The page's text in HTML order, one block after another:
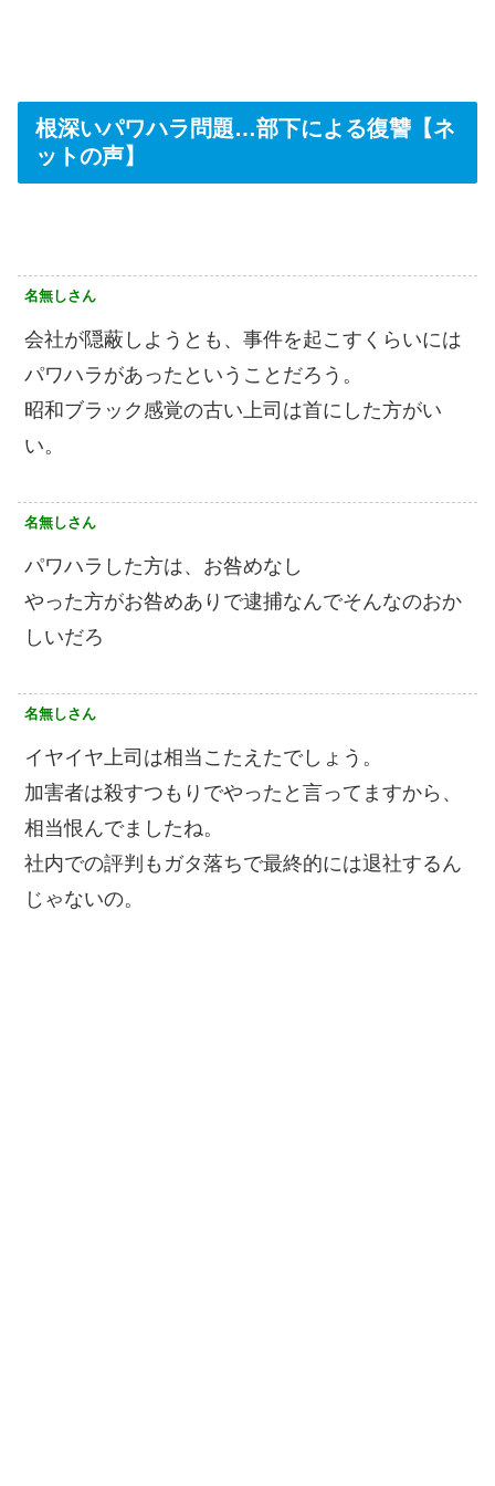
根深いパワハラ問題…部下による復讐【ネ
ットの声】
名無しさん
会社が隠蔽しようとも、事件を起こすくらいには
パワハラがあったということだろう。
昭和ブラック感覚の古い上司は首にした方がい
い。
名無しさん
パワハラした方は、お咎めなし
やった方がお咎めありで逮捕なんでそんなのおか
しいだろ
名無しさん
イヤイヤ上司は相当こたえたでしょう。
加害者は殺すつもりでやったと言ってますから、
相当恨んでましたね。
社内での評判もガタ落ちで最終的には退社するん
じゃないの。